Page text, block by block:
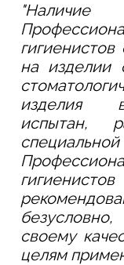
на изделии
изделия
испытан,
своему
целям